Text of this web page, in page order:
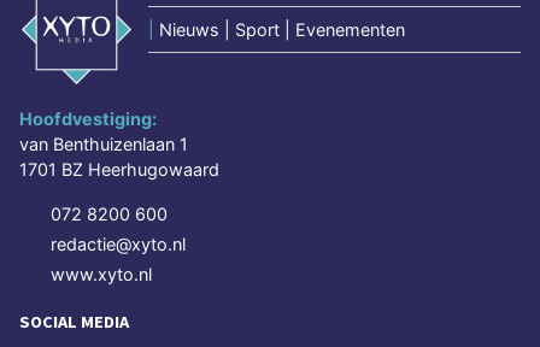
Nieuws | Sport | Evenementen
Hoofdvestiging:
van Benthuizenlaan 1
1701 BZ Heerhugowaard
072 8200 600
redactie@xyto.nl
www.xyto.nl
SOCIAL MEDIA